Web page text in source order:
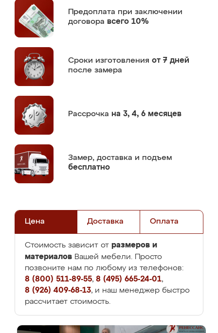
Предоплата при заключении
договора всего 10%
Сроки изготовления от 7 дней
после замера
Рассрочка на 3, 4, 6 месяцев
Замер, доставка и подъем
бесплатно
Цена Доставка Оплата
Стоимость зависит от размеров и
материалов Вашей мебели. Просто
позвоните нам по любому из телефонов:
8 (800) 511-89-55, 8 (495) 665-24-01,
8 (926) 409-68-13, и наш менеджер быстро
рассчитает стоимость.